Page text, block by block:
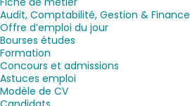
Audit, Comptabilité, Gestion & Finance
Offre d’emploi du jour
Bourses études
Formation
Concours et admissions
Astuces emploi
Modèle de CV